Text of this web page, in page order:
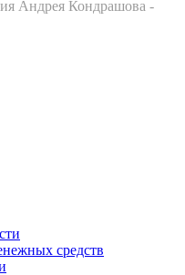
Андрея Кондрашова -
средств